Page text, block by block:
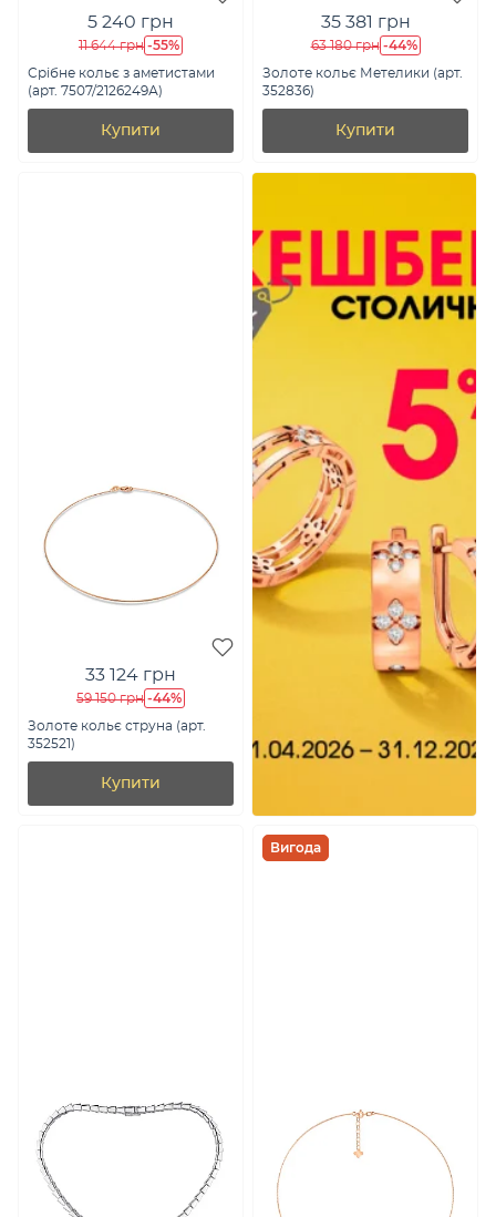
5 240 грн
11 644 грн -55%
Срібне кольє з аметистами
(арт. 7507/2126249А)
Купити
35 381 грн
63 180 грн -44%
Золоте кольє Метелики (арт.
352836)
Купити
33 124 грн
59 150 грн -44%
Золоте кольє струна (арт.
352521)
Купити
Вигода